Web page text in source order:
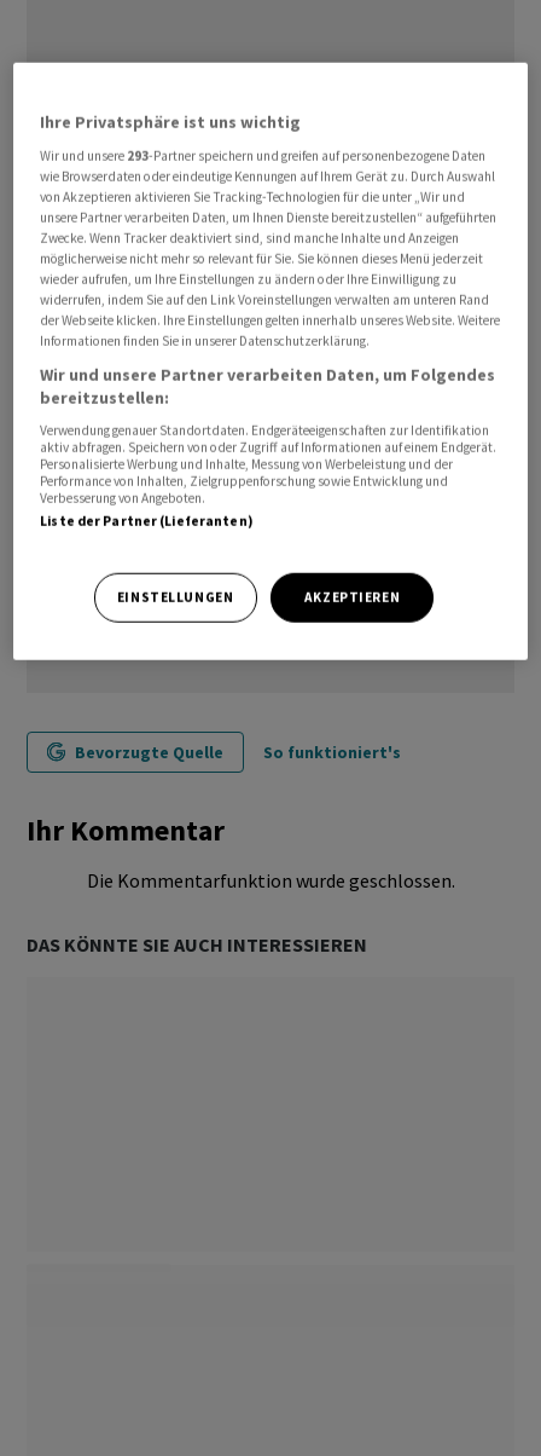
Laut INE war der Wachstumsbeitrag der
Binnennachfrage im zweiten Quartal etwas höher als im
Quartal zuvor. Der Beitrag der Auslandsnachfrage ging
aber deutlich zurück.
/bgf/jkr/jha/
Bevorzugte Quelle So funktioniert's
Ihr Kommentar
Die Kommentarfunktion wurde geschlossen.
DAS KÖNNTE SIE AUCH INTERESSIEREN
Ihre Privatsphäre ist uns wichtig
Wir und unsere 293-Partner speichern und greifen auf personenbezogene Daten
wie Browserdaten oder eindeutige Kennungen auf Ihrem Gerät zu. Durch Auswahl
von Akzeptieren aktivieren Sie Tracking-Technologien für die unter „Wir und
unsere Partner verarbeiten Daten, um Ihnen Dienste bereitzustellen“ aufgeführten
Zwecke. Wenn Tracker deaktiviert sind, sind manche Inhalte und Anzeigen
möglicherweise nicht mehr so relevant für Sie. Sie können dieses Menü jederzeit
wieder aufrufen, um Ihre Einstellungen zu ändern oder Ihre Einwilligung zu
widerrufen, indem Sie auf den Link Voreinstellungen verwalten am unteren Rand
der Webseite klicken. Ihre Einstellungen gelten innerhalb unseres Website. Weitere
Informationen finden Sie in unserer Datenschutzerklärung.
Wir und unsere Partner verarbeiten Daten, um Folgendes
bereitzustellen:
Verwendung genauer Standortdaten. Endgeräteeigenschaften zur Identifikation
aktiv abfragen. Speichern von oder Zugriff auf Informationen auf einem Endgerät.
Personalisierte Werbung und Inhalte, Messung von Werbeleistung und der
Performance von Inhalten, Zielgruppenforschung sowie Entwicklung und
Verbesserung von Angeboten.
Liste der Partner (Lieferanten)
EINSTELLUNGEN AKZEPTIEREN